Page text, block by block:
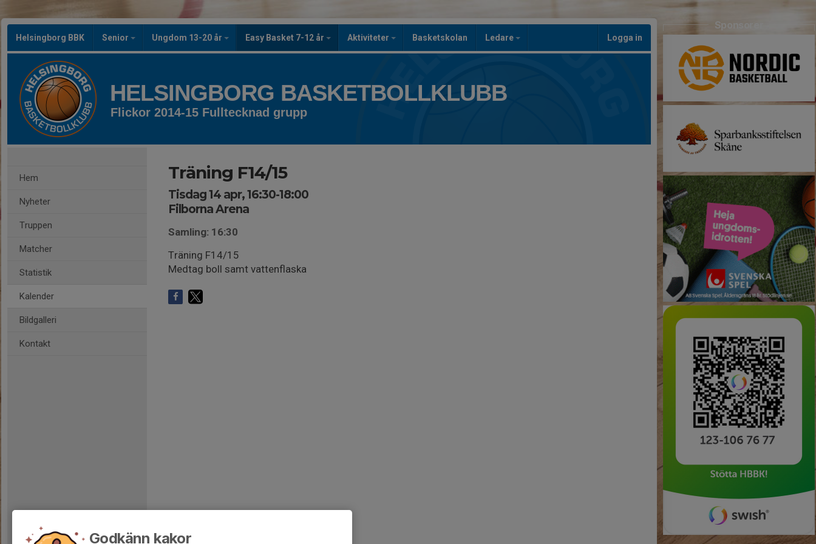
Helsingborg BBK Senior Ungdom 13-20 år Easy Basket 7-12 år Aktiviteter Basketskolan Ledare Logga in
HELSINGBORG BASKETBOLLKLUBB
Flickor 2014-15 Fulltecknad grupp
Hem
Nyheter
Truppen
Matcher
Statistik
Kalender
Bildgalleri
Kontakt
Träning F14/15
Tisdag 14 apr, 16:30-18:00
Filborna Arena
Samling: 16:30
Träning F14/15
Medtag boll samt vattenflaska
Sponsorer
Godkänn kakor